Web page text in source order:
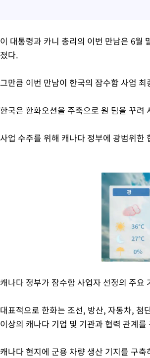
이 대통령과 카니 총리의 이번 만남은 6월
졌다.
그만큼 이번 만남이 한국의 잠수함 사업
한국은 한화오션을 주축으로 원 팀을 꾸려
사업 수주를 위해 캐나다 정부에 광범위한
캐나다 정부가 잠수함 사업자 선정의 주
대표적으로 한화는 조선, 방산, 자동차, 첨
이상의 캐나다 기업 및 기관과 협력 관계를
캐나다 현지에 군용 차량 생산 기지를 구